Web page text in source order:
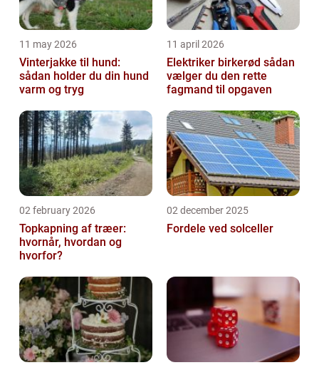
11 may 2026
Vinterjakke til hund:
sådan holder du din hund
varm og tryg
11 april 2026
Elektriker birkerød sådan
vælger du den rette
fagmand til opgaven
02 february 2026
Topkapning af træer:
hvornår, hvordan og
hvorfor?
02 december 2025
Fordele ved solceller